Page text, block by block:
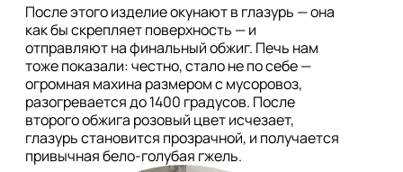
После этого изделие окунают в глазурь — она
как бы скрепляет поверхность — и
отправляют на финальный обжиг. Печь нам
тоже показали: честно, стало не по себе —
огромная махина размером с мусоровоз,
разогревается до 1400 градусов. После
второго обжига розовый цвет исчезает,
глазурь становится прозрачной, и получается
привычная бело-голубая гжель.